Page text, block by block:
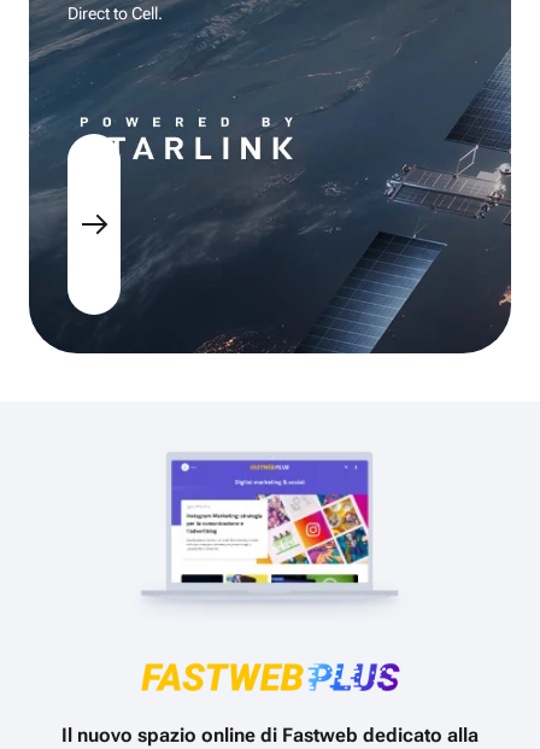
Direct to Cell.
Il nuovo spazio online di Fastweb dedicato alla